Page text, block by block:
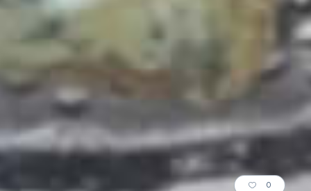
0